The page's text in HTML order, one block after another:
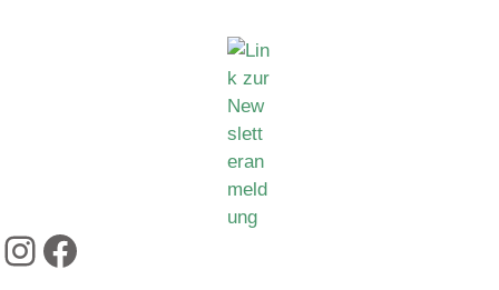
Instagram Facebook